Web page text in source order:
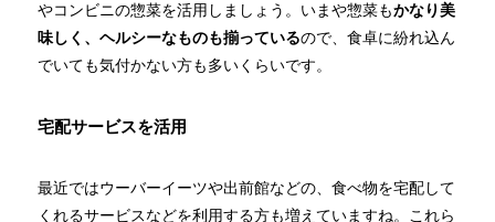
やコンビニの惣菜を活用しましょう。いまや惣菜もかなり美
味しく、ヘルシーなものも揃っているので、食卓に紛れ込ん
でいても気付かない方も多いくらいです。
宅配サービスを活用
最近ではウーバーイーツや出前館などの、食べ物を宅配して
くれるサービスなどを利用する方も増えていますね。これら